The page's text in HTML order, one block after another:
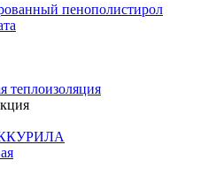
пенополистирол
теплоизоляция